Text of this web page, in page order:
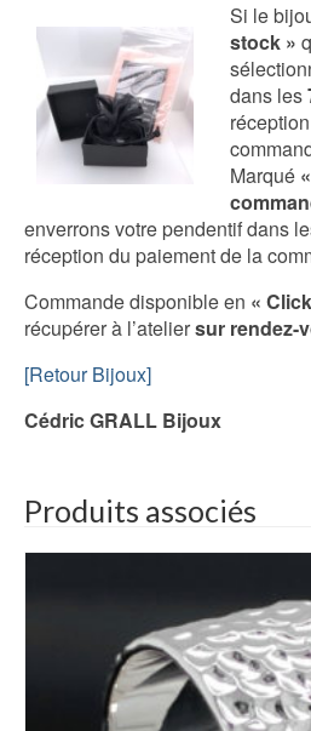
Si le
stock »
dans les
Marqué
enverrons votre pendentif dans
réception du paiement de la
Commande disponible en «
récupérer à l’ateliersur rendez-
[Retour Bijoux]
Cédric GRALL Bijoux
Produits associés